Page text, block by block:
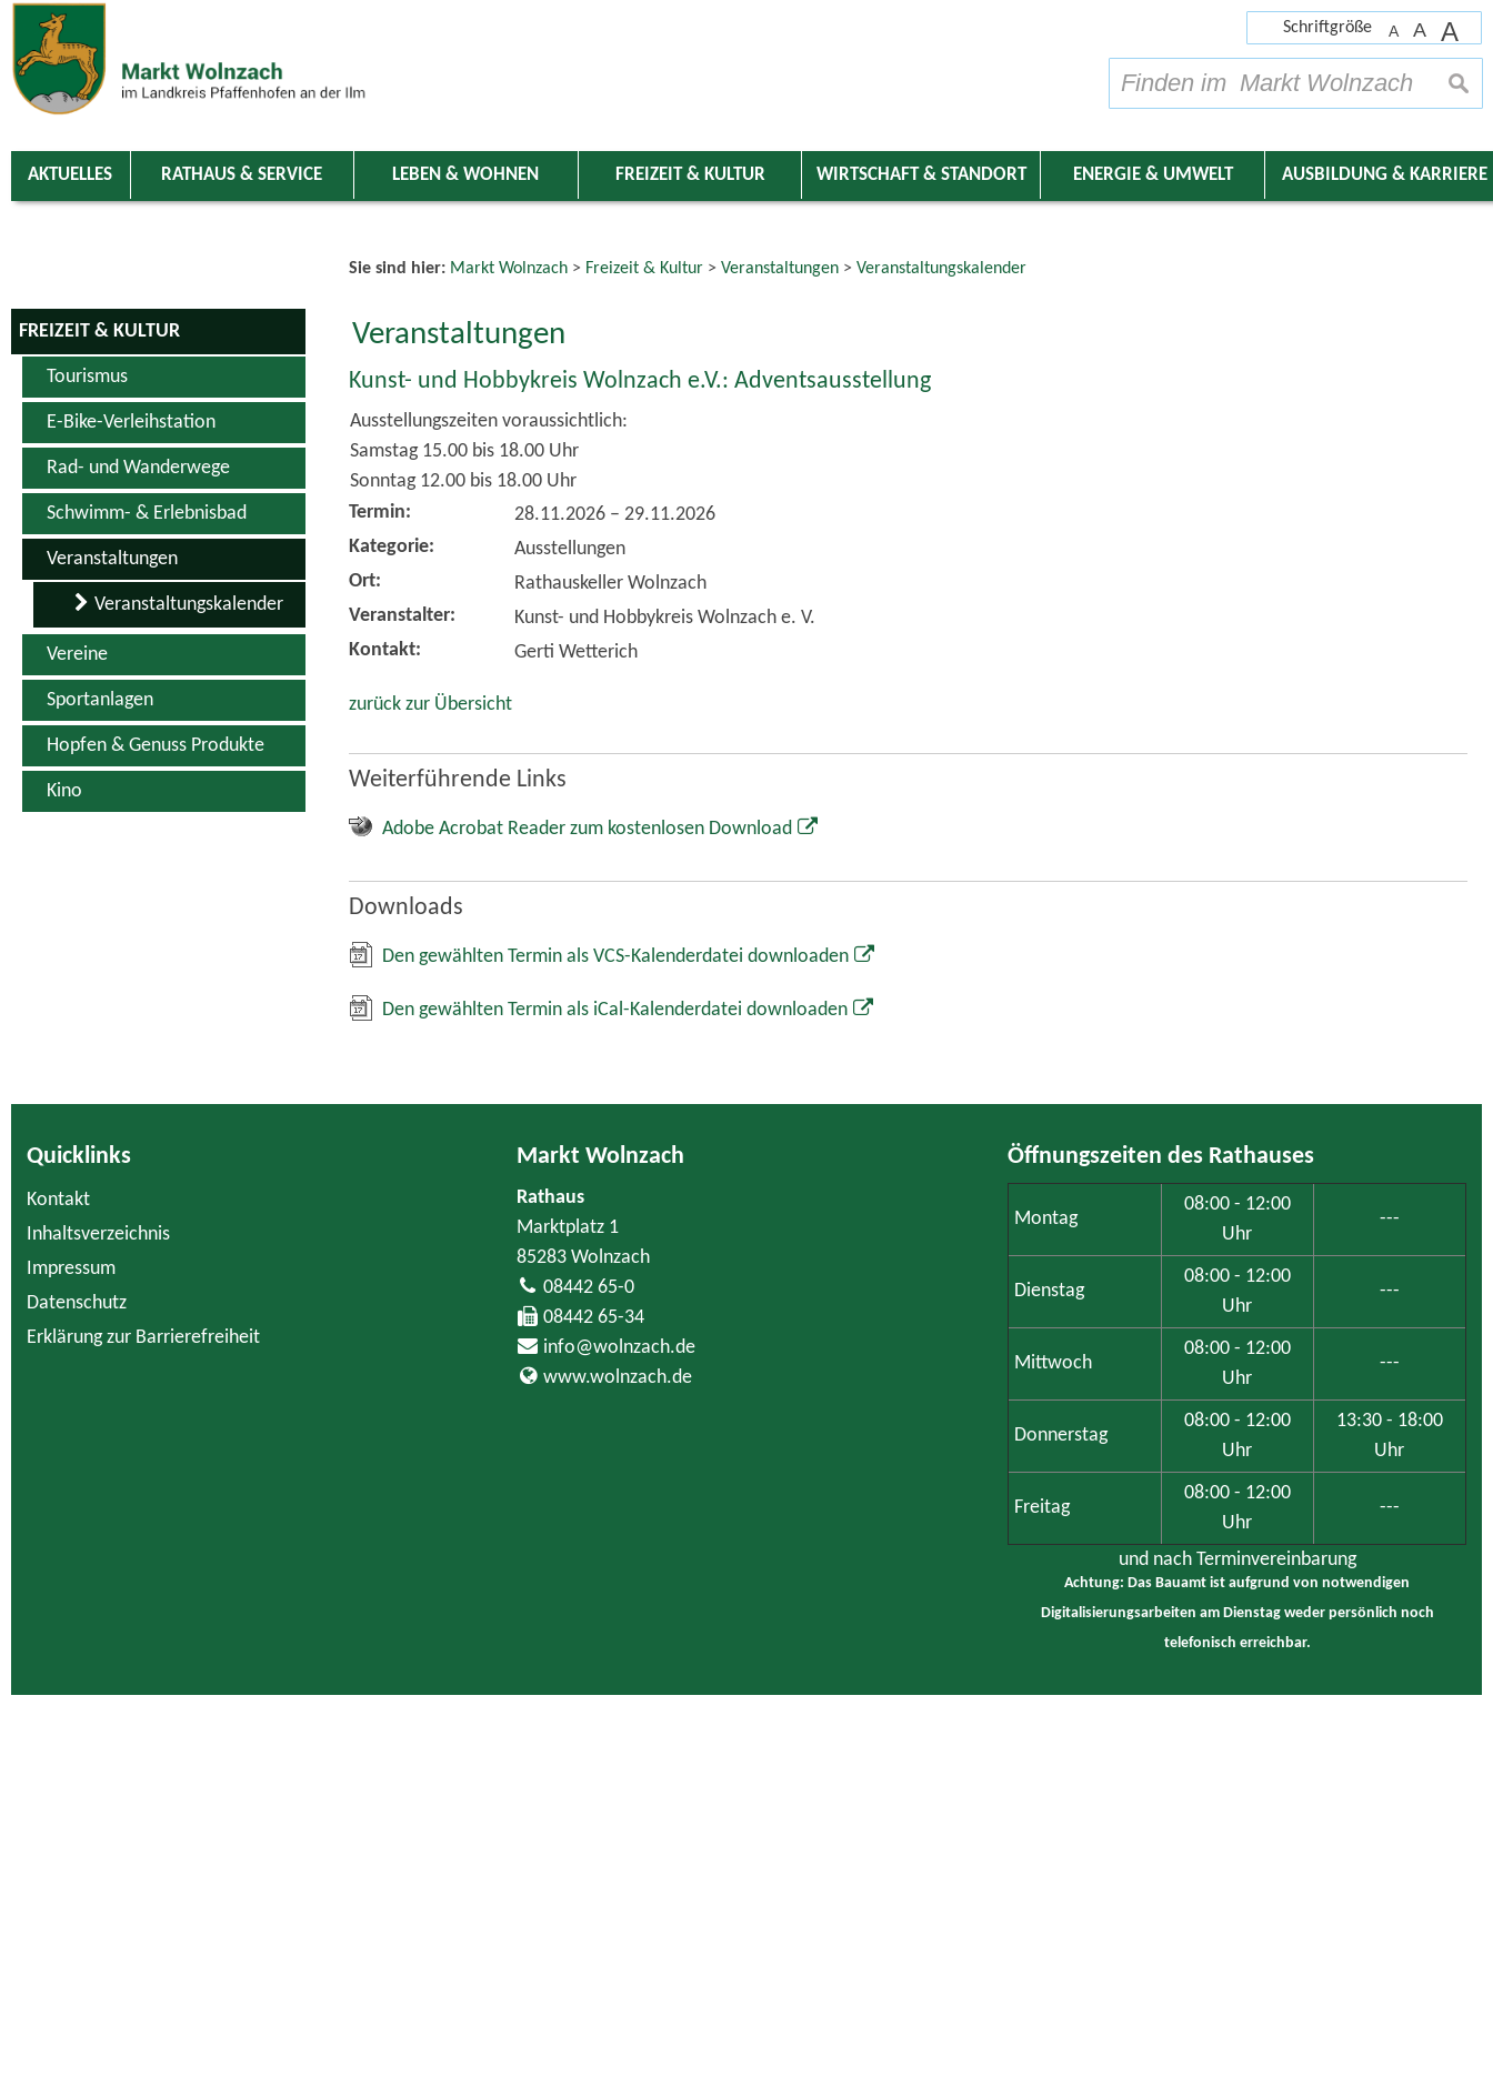
Zum Inhalt zur Navigation
Schriftgröße A A A
AKTUELLES RATHAUS & SERVICE LEBEN & WOHNEN FREIZEIT & KULTUR WIRTSCHAFT & STANDORT ENERGIE & UMWELT AUSBILDUNG & KARRIERE
FREIZEIT & KULTUR
Tourismus
E-Bike-Verleihstation
Rad- und Wanderwege
Schwimm- & Erlebnisbad
Veranstaltungen
Veranstaltungskalender
Vereine
Sportanlagen
Hopfen & Genuss Produkte
Kino
Sie sind hier: Markt Wolnzach> Freizeit & Kultur> Veranstaltungen> Veranstaltungskalender
Veranstaltungen
Kunst- und Hobbykreis Wolnzach e.V.: Adventsausstellung
Ausstellungszeiten voraussichtlich:
Samstag 15.00 bis 18.00 Uhr
Sonntag 12.00 bis 18.00 Uhr
Termin:
28.11.2026– 29.11.2026
Kategorie:
Ausstellungen
Ort:
Rathauskeller Wolnzach
Veranstalter:
Kunst- und Hobbykreis Wolnzach e. V.
Kontakt:
Gerti Wetterich
zurück zur Übersicht
Weiterführende Links
Adobe Acrobat Reader zum kostenlosen Download
Downloads
Den gewählten Termin als VCS-Kalenderdatei downloaden
Den gewählten Termin als iCal-Kalenderdatei downloaden
Quicklinks
Kontakt
Inhaltsverzeichnis
Impressum
Datenschutz
Erklärung zur Barrierefreiheit
Markt Wolnzach
Rathaus
Marktplatz 1
85283 Wolnzach
08442 65-0
08442 65-34
info@wolnzach.de
www.wolnzach.de
Öffnungszeiten des Rathauses
Montag
08:00 - 12:00
Uhr
---
Dienstag
08:00 - 12:00
Uhr
---
Mittwoch
08:00 - 12:00
Uhr
---
Donnerstag
08:00 - 12:00
Uhr
13:30 - 18:00
Uhr
Freitag
08:00 - 12:00
Uhr
---
und nach Terminvereinbarung
Achtung: Das Bauamt ist aufgrund von notwendigen
Digitalisierungsarbeiten am Dienstag weder persönlich noch
telefonisch erreichbar.